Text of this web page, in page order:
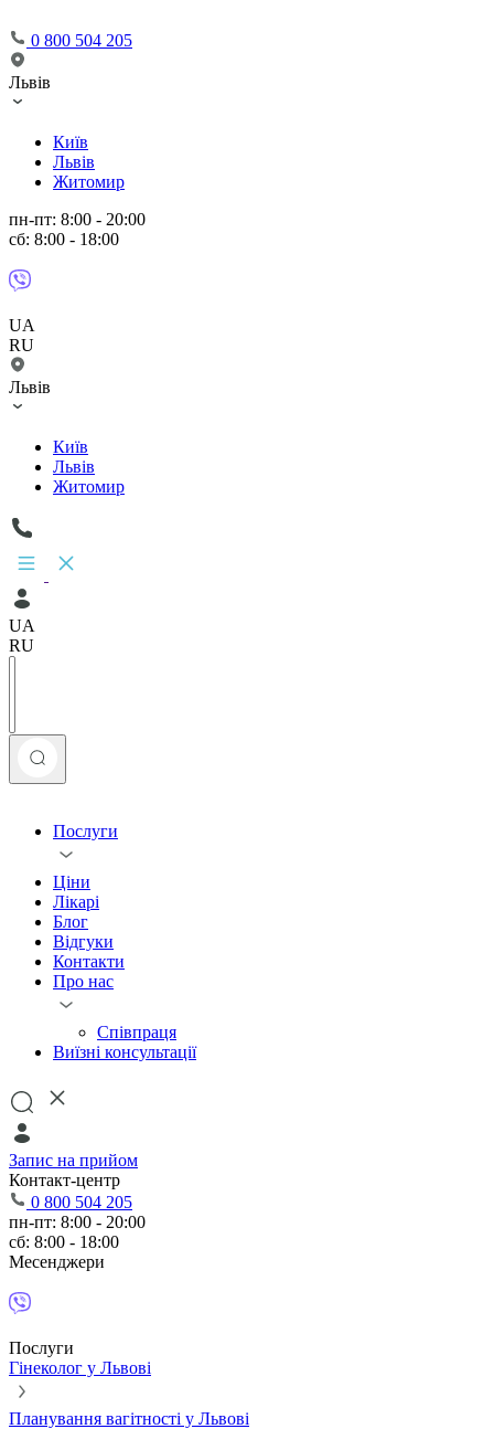
0 800 504 205
Львів
Київ
Львів
Житомир
пн-пт: 8:00 - 20:00
сб: 8:00 - 18:00
UA
RU
Львів
Київ
Львів
Житомир
UA
RU
Послуги
Ціни
Лікарі
Блог
Відгуки
Контакти
Про нас
Співпраця
Виїзні консультації
Запис на прийом
Контакт-центр
0 800 504 205
пн-пт: 8:00 - 20:00
сб: 8:00 - 18:00
Месенджери
Послуги
Гінеколог у Львові
Планування вагітності у Львові